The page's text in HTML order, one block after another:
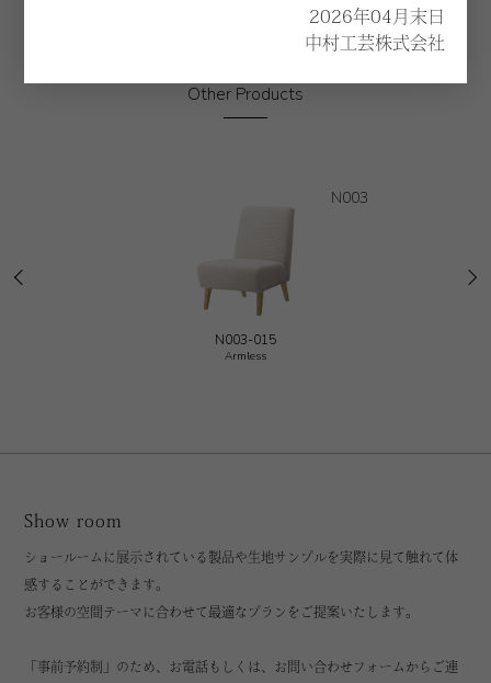
2026年04月末日
中村工芸株式会社
Other Products
N003
N003-015
Armless
Show room
ショールームに展示されている製品や生地サンプルを実際に見て触れて体
感することができます。
お客様の空間テーマに合わせて最適なプランをご提案いたします。
「事前予約制」のため、お電話もしくは、お問い合わせフォームからご連